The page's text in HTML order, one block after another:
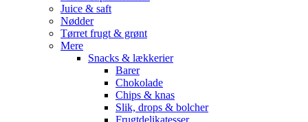
Juice & saft
Nødder
Tørret frugt & grønt
Mere
Snacks & lækkerier
Barer
Chokolade
Chips & knas
Slik, drops & bolcher
Frugtdelikatesser